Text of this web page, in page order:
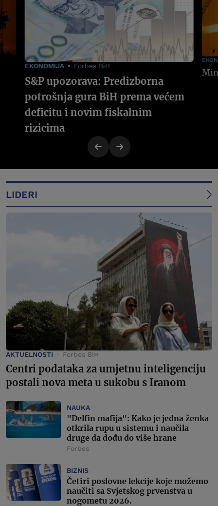
EKONOMIJA Forbes BiH
S&P upozorava: Predizborna
potrošnja gura BiH prema većem
deficitu i novim fiskalnim
rizicima
LIDERI
AKTUELNOSTI Forbes BiH
Centri podataka za umjetnu inteligenciju
postali nova meta u sukobu s Iranom
NAUKA
"Delfin mafija": Kako je jedna ženka
otkrila rupu u sistemu i naučila
druge da dođu do više hrane
Forbes
BIZNIS
Četiri poslovne lekcije koje možemo
naučiti sa Svjetskog prvenstva u
nogometu 2026.